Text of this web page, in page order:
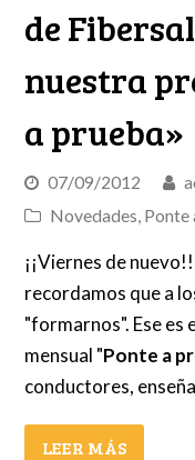
de
nuestra
a prueba»
07/09/2012
Novedades, Ponte
¡¡Viernes de
recordamos que a
"formarnos". Ese es
mensual "Ponte a
conductores,
LEER MÁS